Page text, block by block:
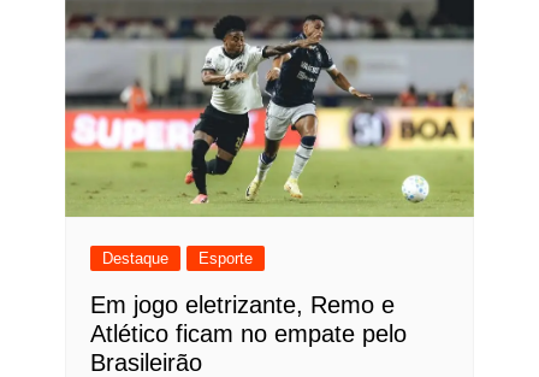
Destaque Esporte
Em jogo eletrizante, Remo e
Atlético ficam no empate pelo
Brasileirão